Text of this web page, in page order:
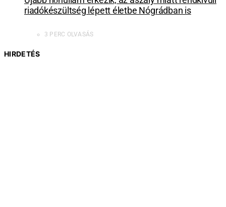
riadókészültség lépett életbe Nógrádban is
3 PERC OLVASÁS
HIRDETÉS